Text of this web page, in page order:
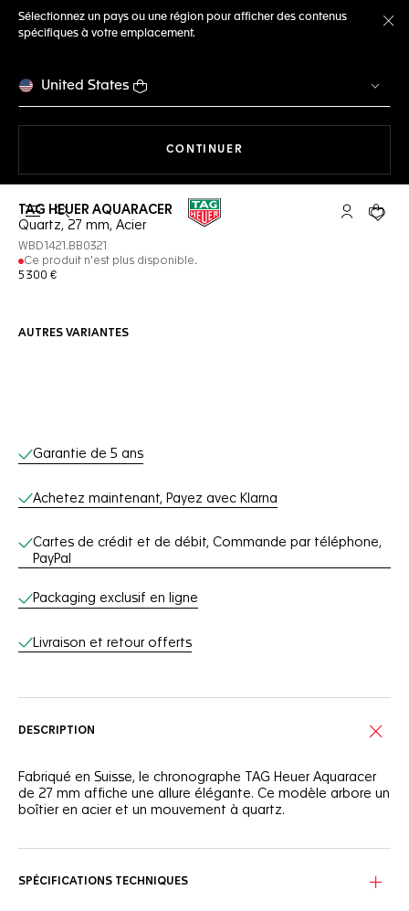
Sélectionnez un pays ou une région pour afficher des contenus
spécifiques à votre emplacement.
United States
CONTINUER
Ouvrir la barre de recherche Compte My
Votre
TAG HEUER AQUARACER
Quartz, 27 mm, Acier
WBD1421.BB0321
Ce produit n'est plus disponible.
5 300 €
AUTRES VARIANTES
Services en ligne
Garantie de 5 ans
Achetez maintenant, Payez avec Klarna
Cartes de crédit et de débit, Commande par téléphone,
PayPal
Packaging exclusif en ligne
Livraison et retour offerts
DESCRIPTION
Fabriqué en Suisse, le chronographe TAG Heuer Aquaracer
de 27 mm affiche une allure élégante. Ce modèle arbore un
boîtier en acier et un mouvement à quartz.
SPÉCIFICATIONS TECHNIQUES